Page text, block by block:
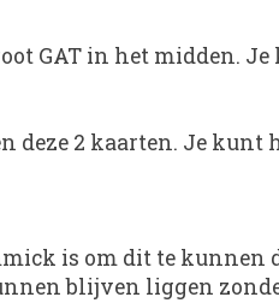
GAT in het midden.
deze 2 kaarten. Je kunt
is om dit te kunnen
blijven liggen